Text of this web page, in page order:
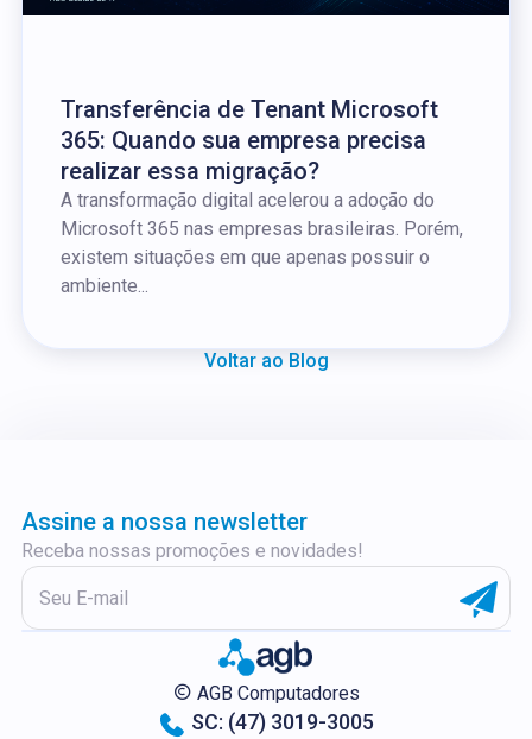
Transferência de Tenant Microsoft
365: Quando sua empresa precisa
realizar essa migração?
A transformação digital acelerou a adoção do
Microsoft 365 nas empresas brasileiras. Porém,
existem situações em que apenas possuir o
ambiente...
Voltar ao Blog
Assine a nossa newsletter
Receba nossas promoções e novidades!
AGB Computadores
SC: (47) 3019-3005